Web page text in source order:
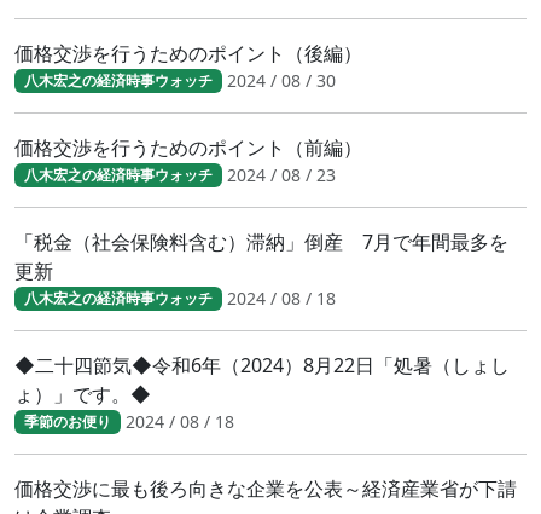
価格交渉を行うためのポイント（後編）
八木宏之の経済時事ウォッチ 2024 / 08 / 30
価格交渉を行うためのポイント（前編）
八木宏之の経済時事ウォッチ 2024 / 08 / 23
「税金（社会保険料含む）滞納」倒産 7月で年間最多を
更新
八木宏之の経済時事ウォッチ 2024 / 08 / 18
◆二十四節気◆令和6年（2024）8月22日「処暑（しょし
ょ）」です。◆
季節のお便り 2024 / 08 / 18
価格交渉に最も後ろ向きな企業を公表～経済産業省が下請